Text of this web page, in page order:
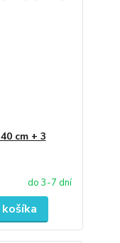
cm + 3
do 3-7 dní